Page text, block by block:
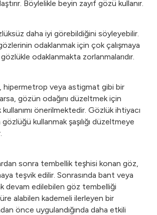
Böylelikle beyin zayıf gözü kullanır.
daha iyi görebildiğini söyleyebilir.
odaklanmak için çok çalışmaya
gözlükle odaklanmakta zorlanmalarıdır.
hipermetrop veya astigmat gibi bir
gözün odağını düzeltmek için
önerilmektedir. Gözlük ihtiyacı
kullanmak şaşılığı düzeltmeye
sonra tembellik teşhisi konan göz,
teşvik edilir. Sonrasında bant veya
devam edilebilen göz tembelliği
alabilen kademeli ilerleyen bir
önce uygulandığında daha etkili